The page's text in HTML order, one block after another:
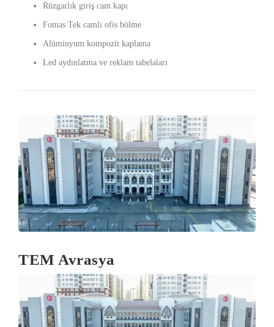
Rüzgarlık giriş cam kapı
Fomas Tek camlı ofis bölme
Alüminyum kompozit kaplama
Led aydınlatma ve reklam tabelaları
TEM Avrasya